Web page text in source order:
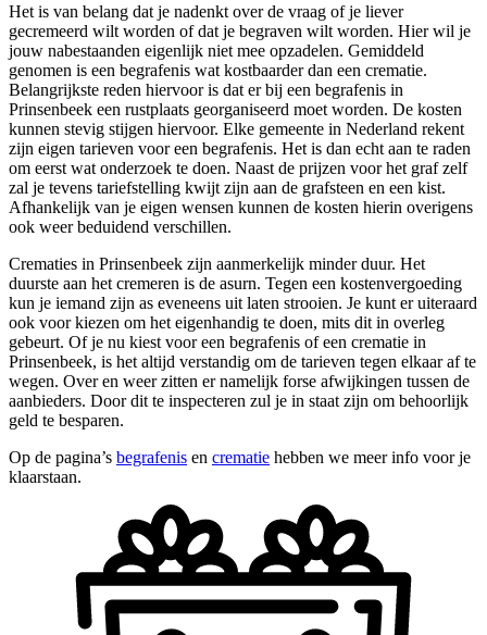
Het is van belang dat je nadenkt over de vraag of je liever
gecremeerd wilt worden of dat je begraven wilt worden. Hier wil je
jouw nabestaanden eigenlijk niet mee opzadelen. Gemiddeld
genomen is een begrafenis wat kostbaarder dan een crematie.
Belangrijkste reden hiervoor is dat er bij een begrafenis in
Prinsenbeek een rustplaats georganiseerd moet worden. De kosten
kunnen stevig stijgen hiervoor. Elke gemeente in Nederland rekent
zijn eigen tarieven voor een begrafenis. Het is dan echt aan te raden
om eerst wat onderzoek te doen. Naast de prijzen voor het graf zelf
zal je tevens tariefstelling kwijt zijn aan de grafsteen en een kist.
Afhankelijk van je eigen wensen kunnen de kosten hierin overigens
ook weer beduidend verschillen.
Crematies in Prinsenbeek zijn aanmerkelijk minder duur. Het
duurste aan het cremeren is de asurn. Tegen een kostenvergoeding
kun je iemand zijn as eveneens uit laten strooien. Je kunt er uiteraard
ook voor kiezen om het eigenhandig te doen, mits dit in overleg
gebeurt. Of je nu kiest voor een begrafenis of een crematie in
Prinsenbeek, is het altijd verstandig om de tarieven tegen elkaar af te
wegen. Over en weer zitten er namelijk forse afwijkingen tussen de
aanbieders. Door dit te inspecteren zul je in staat zijn om behoorlijk
geld te besparen.
Op de pagina’s begrafenis en crematie hebben we meer info voor je
klaarstaan.